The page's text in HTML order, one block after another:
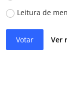
Leitura de
Votar Ver